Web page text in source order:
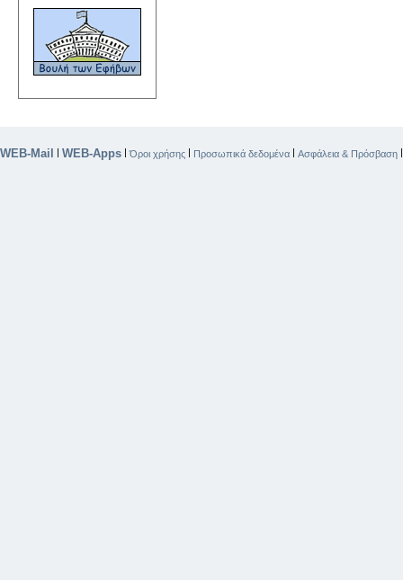
WEB-Mail WEB-Apps |Όροι χρήσης Προσωπικά δεδομένα Ασφάλεια & Πρόσβαση